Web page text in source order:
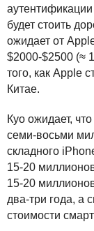
будет стоить
ожидает от
$2000-$2500 (≈
того, как Apple
Китае.
Куо ожидает,
семи-восьми
складного
15-20
15-20
два-три года, а
стоимости